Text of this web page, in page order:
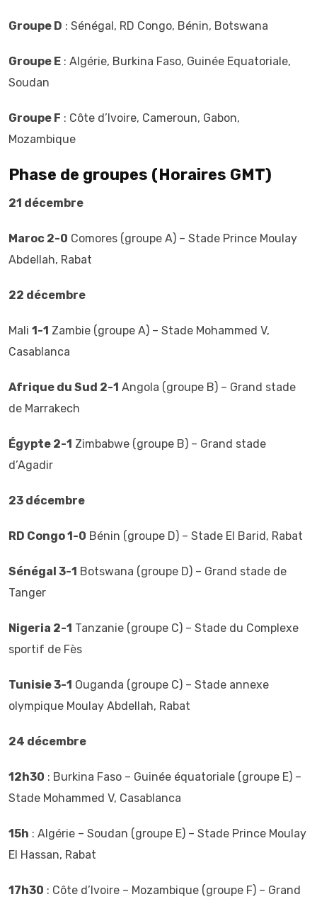
Groupe D : Sénégal, RD Congo, Bénin, Botswana
Groupe E : Algérie, Burkina Faso, Guinée Equatoriale,
Soudan
Groupe F : Côte d’Ivoire, Cameroun, Gabon,
Mozambique
Phase de groupes (Horaires GMT)
21 décembre
Maroc 2-0 Comores (groupe A) – Stade Prince Moulay
Abdellah, Rabat
22 décembre
Mali 1-1 Zambie (groupe A) – Stade Mohammed V,
Casablanca
Afrique du Sud 2-1 Angola (groupe B) – Grand stade
de Marrakech
Égypte 2-1 Zimbabwe (groupe B) – Grand stade
d’Agadir
23 décembre
RD Congo 1-0 Bénin (groupe D) – Stade El Barid, Rabat
Sénégal 3-1 Botswana (groupe D) – Grand stade de
Tanger
Nigeria 2-1 Tanzanie (groupe C) – Stade du Complexe
sportif de Fès
Tunisie 3-1 Ouganda (groupe C) – Stade annexe
olympique Moulay Abdellah, Rabat
24 décembre
12h30 : Burkina Faso – Guinée équatoriale (groupe E) –
Stade Mohammed V, Casablanca
15h : Algérie – Soudan (groupe E) – Stade Prince Moulay
El Hassan, Rabat
17h30 : Côte d’Ivoire – Mozambique (groupe F) – Grand